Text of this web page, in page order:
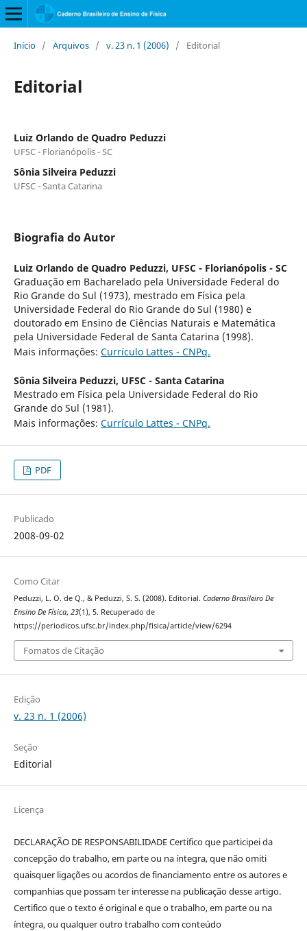
Início / Arquivos / v. 23 n. 1 (2006) / Editorial
Editorial
Luiz Orlando de Quadro Peduzzi
UFSC - Florianópolis - SC
Sônia Silveira Peduzzi
UFSC - Santa Catarina
Biografia do Autor
Luiz Orlando de Quadro Peduzzi, UFSC - Florianópolis - SC
Graduação em Bacharelado pela Universidade Federal do
Rio Grande do Sul (1973), mestrado em Física pela
Universidade Federal do Rio Grande do Sul (1980) e
doutorado em Ensino de Ciências Naturais e Matemática
pela Universidade Federal de Santa Catarina (1998).
Mais informações: Currículo Lattes - CNPq.
Sônia Silveira Peduzzi, UFSC - Santa Catarina
Mestrado em Física pela Universidade Federal do Rio
Grande do Sul (1981).
Mais informações: Currículo Lattes - CNPq.
PDF
Publicado
2008-09-02
Como Citar
Peduzzi, L. O. de Q., & Peduzzi, S. S. (2008). Editorial. Caderno Brasileiro De
Ensino De Física, 23(1), 5. Recuperado de
https://periodicos.ufsc.br/index.php/fisica/article/view/6294
Fomatos de Citação
Edição
v. 23 n. 1 (2006)
Seção
Editorial
Licença
DECLARAÇÃO DE RESPONSABILIDADE Certifico que participei da
concepção do trabalho, em parte ou na íntegra, que não omiti
quaisquer ligações ou acordos de financiamento entre os autores e
companhias que possam ter interesse na publicação desse artigo.
Certifico que o texto é original e que o trabalho, em parte ou na
íntegra, ou qualquer outro trabalho com conteúdo